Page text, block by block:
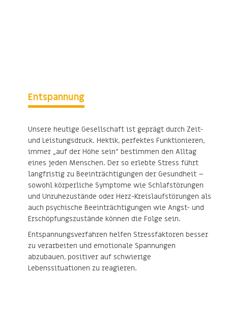
Entspannung
Unsere heutige Gesellschaft ist geprägt durch Zeit-
und Leistungsdruck. Hektik, perfektes Funktionieren,
immer „auf der Höhe sein“ bestimmen den Alltag
eines jeden Menschen. Der so erlebte Stress führt
langfristig zu Beeinträchtigungen der Gesundheit –
sowohl körperliche Symptome wie Schlafstörungen
und Unruhezustände oder Herz-Kreislaufstörungen als
auch psychische Beeinträchtigungen wie Angst- und
Erschöpfungszustände können die Folge sein.
Entspannungsverfahren helfen Stressfaktoren besser
zu verarbeiten und emotionale Spannungen
abzubauen, positiver auf schwierige
Lebenssituationen zu reagieren.